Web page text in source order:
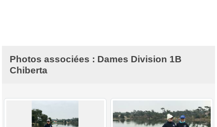
Photos associées : Dames Division 1B
Chiberta